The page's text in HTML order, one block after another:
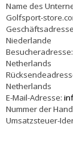
Name des
Golfsport-
Niederlande
Netherlands
Netherlands
E-Mail-Adresse:
Nummer der
Umsatzsteuer-